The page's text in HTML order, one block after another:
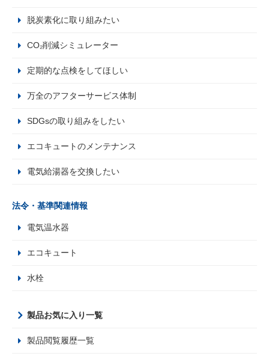
脱炭素化に取り組みたい
CO₂削減シミュレーター
定期的な点検をしてほしい
万全のアフターサービス体制
SDGsの取り組みをしたい
エコキュートのメンテナンス
電気給湯器を交換したい
法令・基準関連情報
電気温水器
エコキュート
水栓
製品お気に入り一覧
製品閲覧履歴一覧